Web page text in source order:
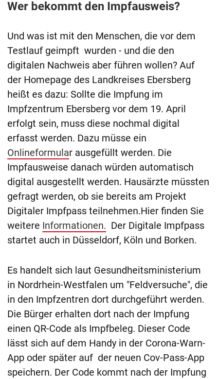
Wer bekommt den Impfausweis?
Und was ist mit den Menschen, die vor dem
Testlauf geimpft wurden - und die den
digitalen Nachweis aber führen wollen? Auf
der Homepage des Landkreises Ebersberg
heißt es dazu: Sollte die Impfung im
Impfzentrum Ebersberg vor dem 19. April
erfolgt sein, muss diese nochmal digital
erfasst werden. Dazu müsse ein
Onlineformular ausgefüllt werden. Die
Impfausweise danach würden automatisch
digital ausgestellt werden. Hausärzte müssten
gefragt werden, ob sie bereits am Projekt
Digitaler Impfpass teilnehmen.Hier finden Sie
weitere Informationen. Der Digitale Impfpass
startet auch in Düsseldorf, Köln und Borken.
Es handelt sich laut Gesundheitsministerium
in Nordrhein-Westfalen um "Feldversuche", die
in den Impfzentren dort durchgeführt werden.
Die Bürger erhalten dort nach der Impfung
einen QR-Code als Impfbeleg. Dieser Code
lässt sich auf dem Handy in der Corona-Warn-
App oder später auf der neuen Cov-Pass-App
speichern. Der Code kommt nach der Impfung